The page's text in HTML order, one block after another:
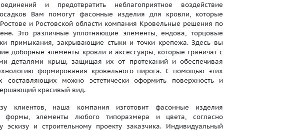
и предотвратить неблагоприятное воздействие
Вам помогут фасонные изделия для кровли, которые
и Ростовской области компания Кровельные решения по
Это различные уплотняющие элементы, ендова, торцовые
примыкания, закрывающие стыки и точки крепежа. Здесь вы
доборные элементы кровли и аксессуары, которые граничат с
деталями крыш, защищая их от протеканий и обеспечивая
формирования кровельного пирога. С помощью этих
составляющих можно эстетически оформить поверхность и
красивый вид.
наша компания изготовит фасонные изделия
формы, элементы любого типоразмера и цвета, согласно
эскизу и строительному проекту заказчика. Индивидуальный